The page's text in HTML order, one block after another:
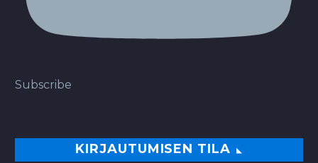
Subscribe
KIRJAUTUMISEN TILA